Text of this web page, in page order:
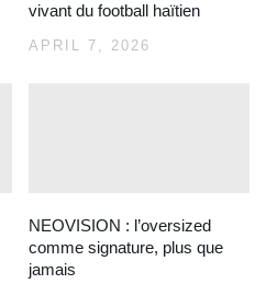
vivant du football haïtien
APRIL 7, 2026
NEOVISION : l’oversized
comme signature, plus que
jamais